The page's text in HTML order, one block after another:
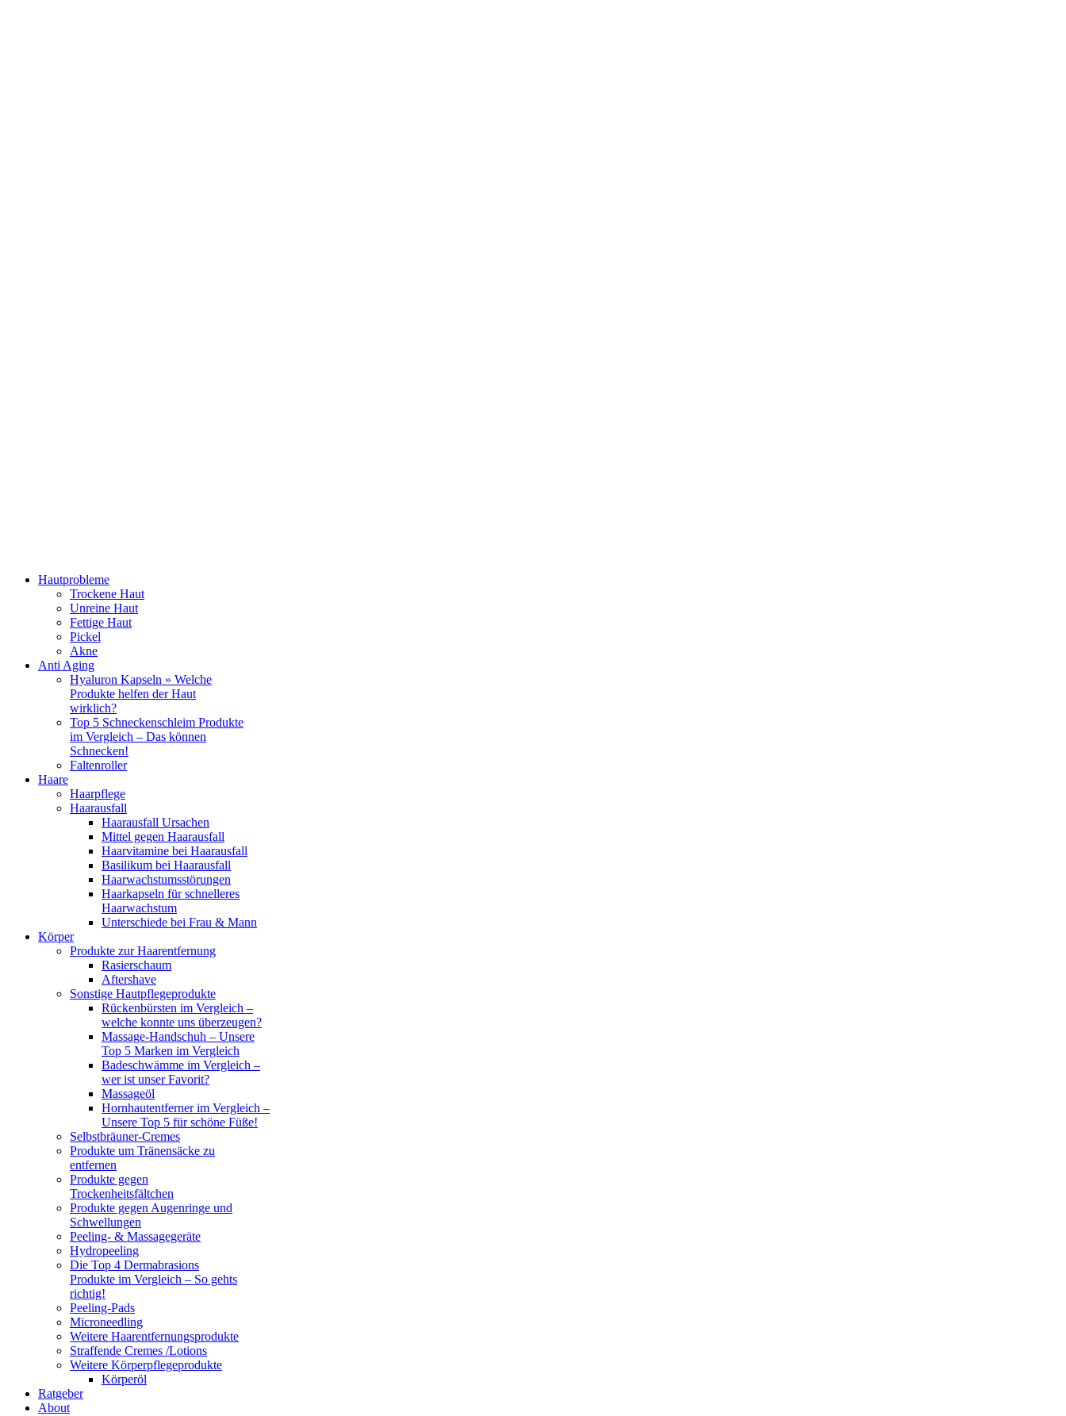
Hautprobleme
Trockene Haut
Unreine Haut
Fettige Haut
Pickel
Akne
Anti Aging
Hyaluron Kapseln » Welche
Produkte helfen der Haut
wirklich?
Top 5 Schneckenschleim Produkte
im Vergleich – Das können
Schnecken!
Faltenroller
Haare
Haarpflege
Haarausfall
Haarausfall Ursachen
Mittel gegen Haarausfall
Haarvitamine bei Haarausfall
Basilikum bei Haarausfall
Haarwachstumsstörungen
Haarkapseln für schnelleres
Haarwachstum
Unterschiede bei Frau & Mann
Körper
Produkte zur Haarentfernung
Rasierschaum
Aftershave
Sonstige Hautpflegeprodukte
Rückenbürsten im Vergleich –
welche konnte uns überzeugen?
Massage-Handschuh – Unsere
Top 5 Marken im Vergleich
Badeschwämme im Vergleich –
wer ist unser Favorit?
Massageöl
Hornhautentferner im Vergleich –
Unsere Top 5 für schöne Füße!
Selbstbräuner-Cremes
Produkte um Tränensäcke zu
entfernen
Produkte gegen
Trockenheitsfältchen
Produkte gegen Augenringe und
Schwellungen
Peeling- & Massagegeräte
Hydropeeling
Die Top 4 Dermabrasions
Produkte im Vergleich – So gehts
richtig!
Peeling-Pads
Microneedling
Weitere Haarentfernungsprodukte
Straffende Cremes /Lotions
Weitere Körperpflegeprodukte
Körperöl
Ratgeber
About